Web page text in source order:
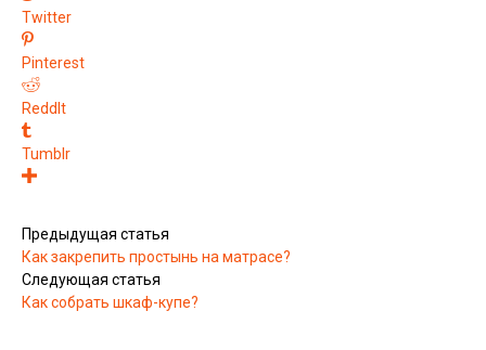
Twitter
Pinterest
ReddIt
Tumblr
Предыдущая статья
Как закрепить простынь на матрасе?
Следующая статья
Как собрать шкаф-купе?